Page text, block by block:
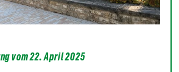
vom 22. April 2025